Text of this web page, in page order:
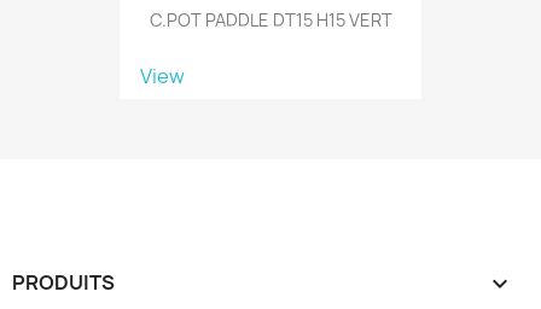
C.POT PADDLE DT15 H15 VERT
View
PRODUITS 